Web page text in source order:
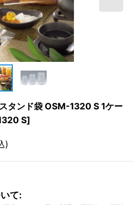
タンド袋 OSM-1320 S 1ケー
S]
)
て: